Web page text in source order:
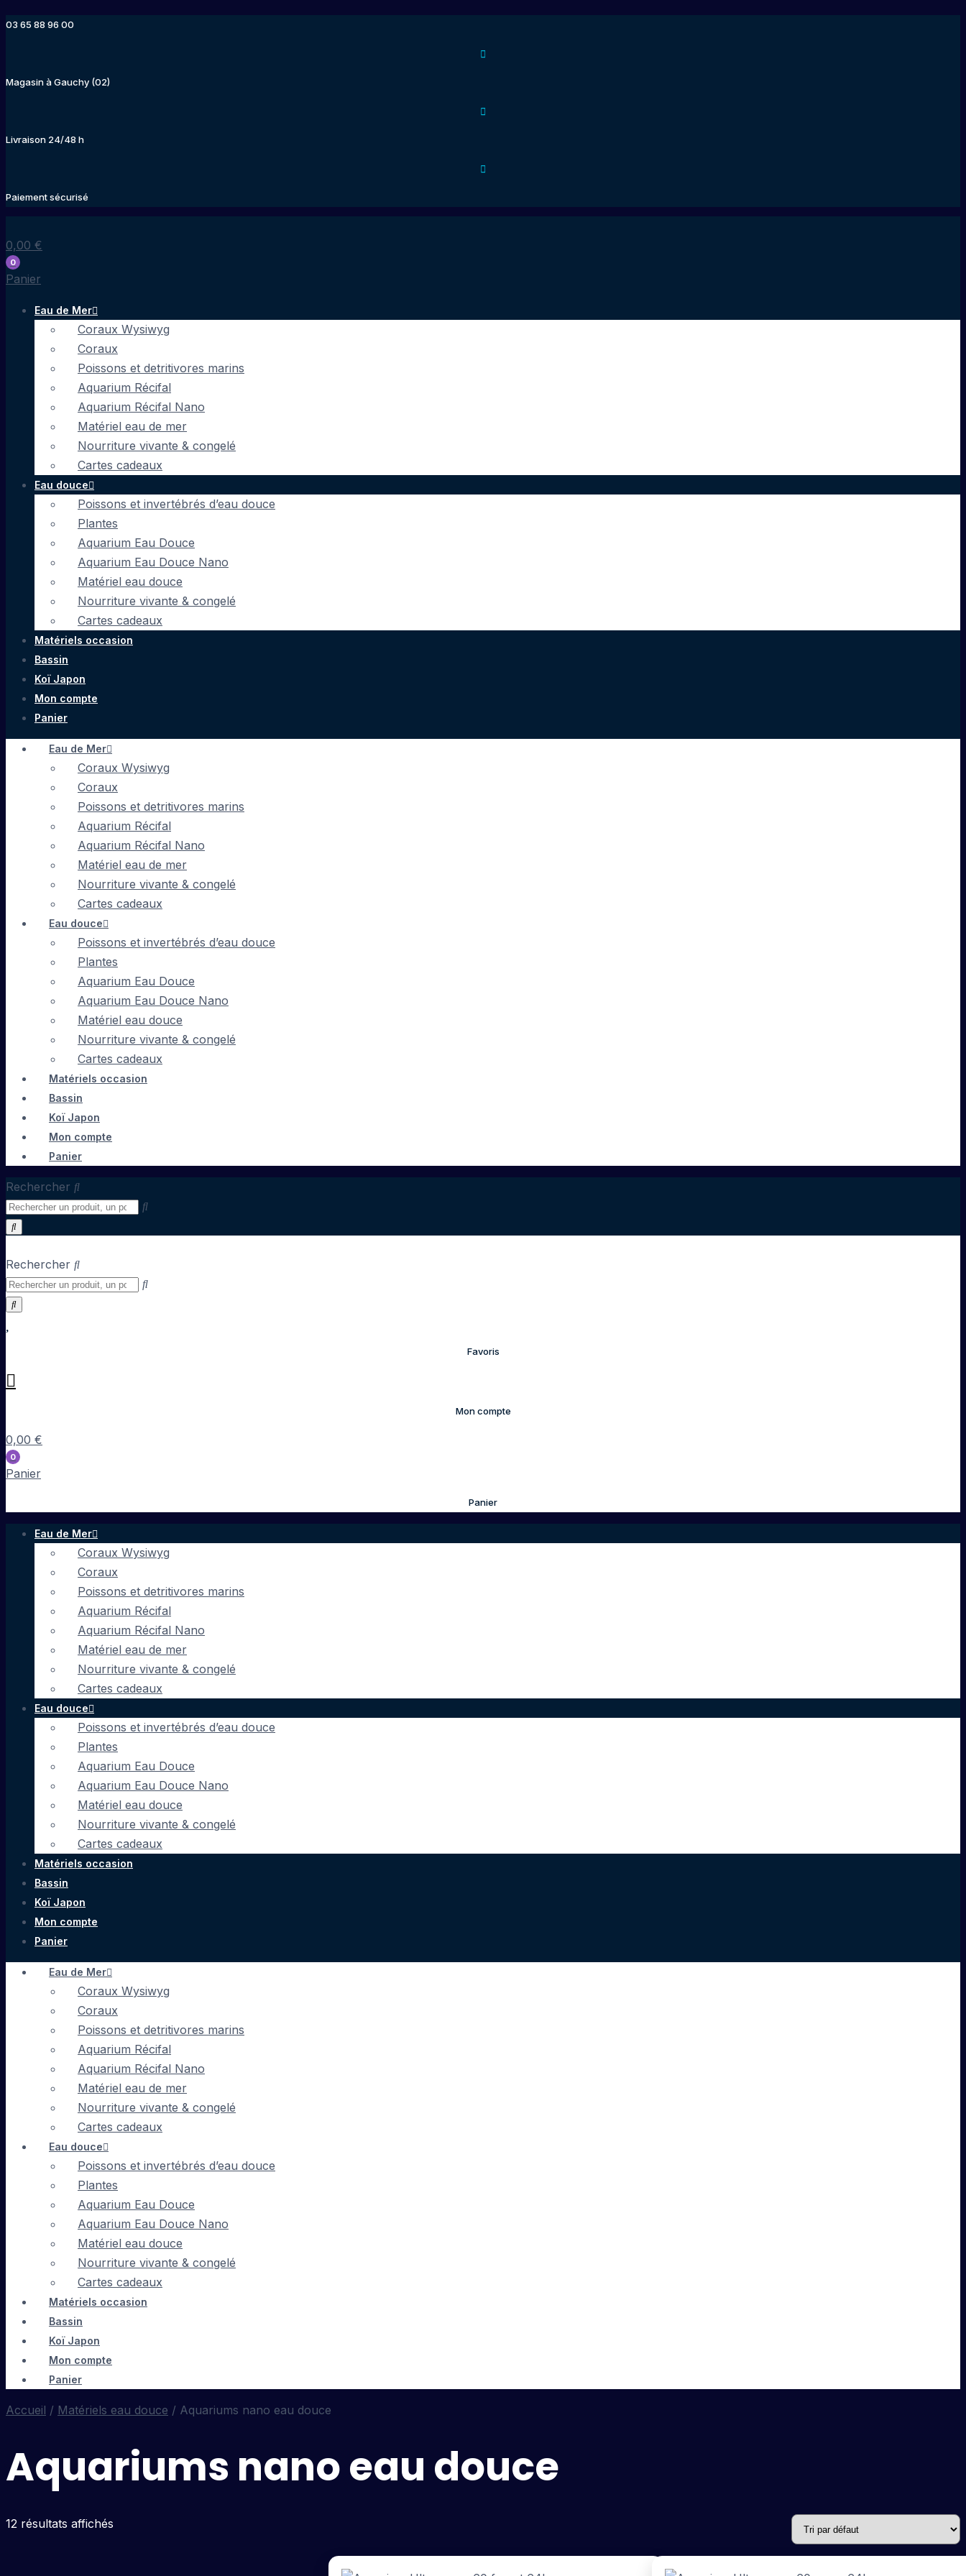
03 65 88 96 00
Magasin à Gauchy (02)
Livraison 24/48 h
Paiement sécurisé
0,00 €
0
Panier
Eau de Mer
Coraux Wysiwyg
Coraux
Poissons et detritivores marins
Aquarium Récifal
Aquarium Récifal Nano
Matériel eau de mer
Nourriture vivante & congelé
Cartes cadeaux
Eau douce
Poissons et invertébrés d’eau douce
Plantes
Aquarium Eau Douce
Aquarium Eau Douce Nano
Matériel eau douce
Nourriture vivante & congelé
Cartes cadeaux
Matériels occasion
Bassin
Koï Japon
Mon compte
Panier
Eau de Mer
Coraux Wysiwyg
Coraux
Poissons et detritivores marins
Aquarium Récifal
Aquarium Récifal Nano
Matériel eau de mer
Nourriture vivante & congelé
Cartes cadeaux
Eau douce
Poissons et invertébrés d’eau douce
Plantes
Aquarium Eau Douce
Aquarium Eau Douce Nano
Matériel eau douce
Nourriture vivante & congelé
Cartes cadeaux
Matériels occasion
Bassin
Koï Japon
Mon compte
Panier
Rechercher
Rechercher
Favoris
Mon compte
0,00 €
0
Panier
Panier
Eau de Mer
Coraux Wysiwyg
Coraux
Poissons et detritivores marins
Aquarium Récifal
Aquarium Récifal Nano
Matériel eau de mer
Nourriture vivante & congelé
Cartes cadeaux
Eau douce
Poissons et invertébrés d’eau douce
Plantes
Aquarium Eau Douce
Aquarium Eau Douce Nano
Matériel eau douce
Nourriture vivante & congelé
Cartes cadeaux
Matériels occasion
Bassin
Koï Japon
Mon compte
Panier
Eau de Mer
Coraux Wysiwyg
Coraux
Poissons et detritivores marins
Aquarium Récifal
Aquarium Récifal Nano
Matériel eau de mer
Nourriture vivante & congelé
Cartes cadeaux
Eau douce
Poissons et invertébrés d’eau douce
Plantes
Aquarium Eau Douce
Aquarium Eau Douce Nano
Matériel eau douce
Nourriture vivante & congelé
Cartes cadeaux
Matériels occasion
Bassin
Koï Japon
Mon compte
Panier
Accueil / Matériels eau douce / Aquariums nano eau douce
Aquariums nano eau douce
12 résultats affichés